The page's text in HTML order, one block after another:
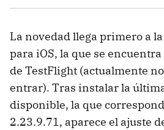
La novedad llega primero a
para iOS, la que se
de TestFlight (actualmente
entrar). Tras instalar la
disponible, la que
2.23.9.71, aparece el ajuste